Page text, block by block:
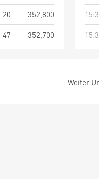
20
352,800
47 352,700
Weiter